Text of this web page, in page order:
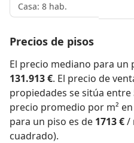
Casa: 8 hab.
Precios de pisos
El precio mediano para un
131.913 €. El precio de
propiedades se sitúa entre
precio promedio por m²
para un piso es de 1713 €/
cuadrado).